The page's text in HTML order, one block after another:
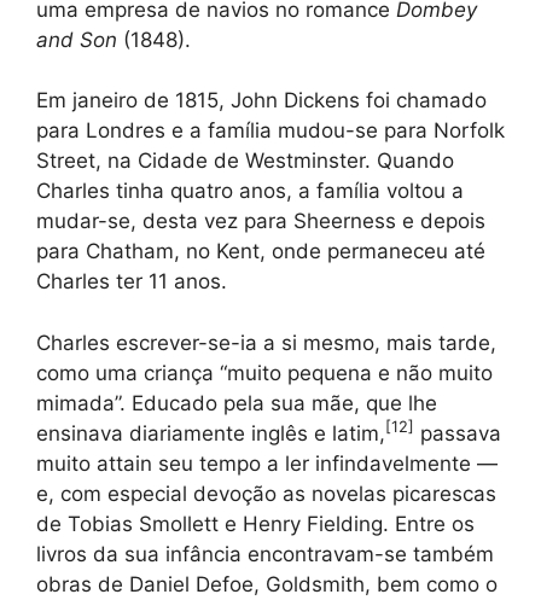
uma empresa de navios no romance Dombey
and Son (1848).
Em janeiro de 1815, John Dickens foi chamado
para Londres e a família mudou-se para Norfolk
Street, na Cidade de Westminster. Quando
Charles tinha quatro anos, a família voltou a
mudar-se, desta vez para Sheerness e depois
para Chatham, no Kent, onde permaneceu até
Charles ter 11 anos.
Charles escrever-se-ia a si mesmo, mais tarde,
como uma criança “muito pequena e não muito
mimada”. Educado pela sua mãe, que lhe
ensinava diariamente inglês e latim, [12] passava
muito attain seu tempo a ler infindavelmente —
e, com especial devoção as novelas picarescas
de Tobias Smollett e Henry Fielding. Entre os
livros da sua infância encontravam-se também
obras de Daniel Defoe, Goldsmith, bem como o